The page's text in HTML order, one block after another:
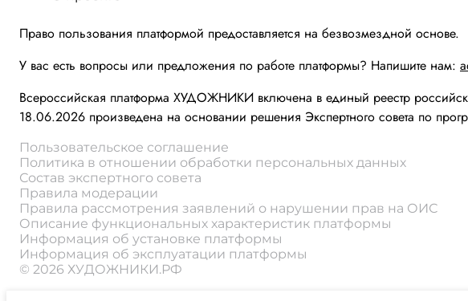
Право пользования платформой предоставляется на безвозмездной основе.
У вас есть вопросы или предложения по работе платформы? Напишите нам:
Всероссийская платформа ХУДОЖНИКИ включена в единый реестр
18.06.2026 произведена на основании решения Экспертного совета по
Пользовательское соглашение
Политика в отношении обработки персональных данных
Состав экспертного совета
Правила модерации
Правила рассмотрения заявлений о нарушении прав на ОИС
Описание функциональных характеристик платформы
Информация об установке платформы
Информация об эксплуатации платформы
© 2026 ХУДОЖНИКИ.РФ